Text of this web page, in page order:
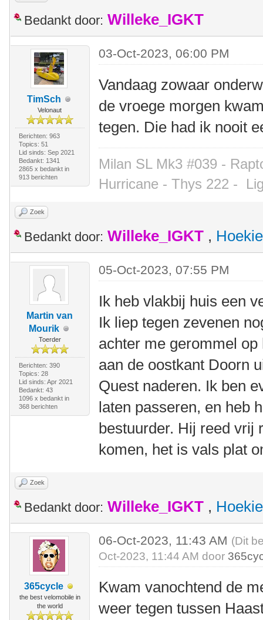
Bedankt door: Willeke_IGKT
TimSch
Velonaut
Berichten: 963
Topics: 51
Lid sinds: Sep 2021
Bedankt: 1341
2865 x bedankt in
913 berichten
03-Oct-2023, 06:00 PM
Vandaag zowaar
de vroege morgen
tegen. Die had ik nooit
Milan SL Mk3 #039 -
Hurricane - Thys 222 -
Zoek
Bedankt door: Willeke_IGKT , Hoekie
Martin van
Mourik
Toerder
Berichten: 390
Topics: 28
Lid sinds: Apr 2021
Bedankt: 43
1096 x bedankt in
368 berichten
05-Oct-2023, 07:55 PM
Ik heb vlakbij huis een
Ik liep tegen zevenen
achter me gerommel
aan de oostkant Doorn
Quest naderen. Ik ben
laten passeren, en heb
bestuurder. Hij reed vrij
komen, het is vals plat
Zoek
Bedankt door: Willeke_IGKT , Hoekie
365cycle
the best velomobile in
the world
06-Oct-2023, 11:43 AM (Dit
Oct-2023, 11:44 AM door
Kwam vanochtend de
weer tegen tussen